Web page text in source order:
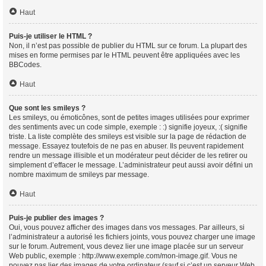
Haut
Puis-je utiliser le HTML ?
Non, il n’est pas possible de publier du HTML sur ce forum. La plupart des
mises en forme permises par le HTML peuvent être appliquées avec les
BBCodes.
Haut
Que sont les smileys ?
Les smileys, ou émoticônes, sont de petites images utilisées pour exprimer
des sentiments avec un code simple, exemple : :) signifie joyeux, :( signifie
triste. La liste complète des smileys est visible sur la page de rédaction de
message. Essayez toutefois de ne pas en abuser. Ils peuvent rapidement
rendre un message illisible et un modérateur peut décider de les retirer ou
simplement d’effacer le message. L’administrateur peut aussi avoir défini un
nombre maximum de smileys par message.
Haut
Puis-je publier des images ?
Oui, vous pouvez afficher des images dans vos messages. Par ailleurs, si
l’administrateur a autorisé les fichiers joints, vous pouvez charger une image
sur le forum. Autrement, vous devez lier une image placée sur un serveur
Web public, exemple : http://www.exemple.com/mon-image.gif. Vous ne